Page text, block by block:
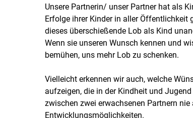
Unsere Partnerin/ unser Partner hat als
Erfolge ihrer Kinder in aller Öffentlichkeit
dieses überschießende Lob als Kind
Wenn sie unseren Wunsch kennen und
bemühen, uns mehr Lob zu schenken.
Vielleicht erkennen wir auch, welche
aufzeigen, die in der Kindheit und
zwischen zwei erwachsenen Partnern
Entwicklungsmöglichkeiten.